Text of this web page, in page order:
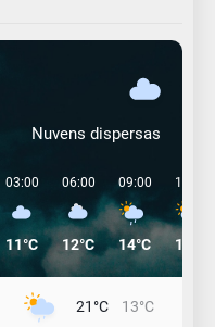
Nuvens dispersas
03:00
11°C
06:00
12°C
09:00
14°C
12:00
19°C
21°C 13°C